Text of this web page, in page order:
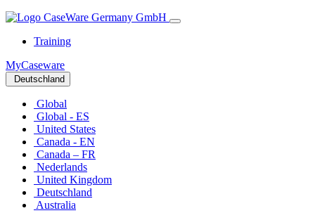
Training
MyCaseware
Deutschland
Global
Global - ES
United States
Canada - EN
Canada – FR
Nederlands
United Kingdom
Deutschland
Australia